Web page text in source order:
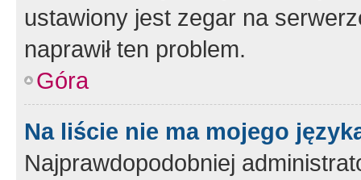
ustawiony jest zegar na
naprawił ten problem.
Góra
Na liście nie ma mojego
Najprawdopodobniej